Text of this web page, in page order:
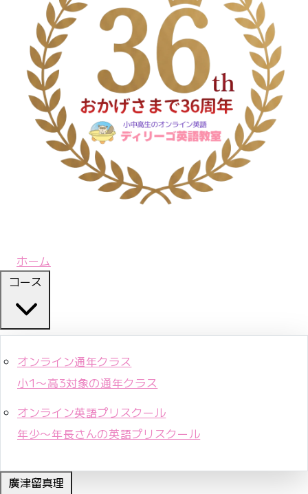
ホーム
コース
オンライン通年クラス
小1〜高3対象の通年クラス
オンライン英語プリスクール
年少〜年長さんの英語プリスクール
廣津留真理